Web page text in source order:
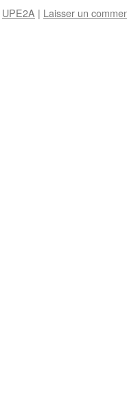
UPE2A | Laisser un